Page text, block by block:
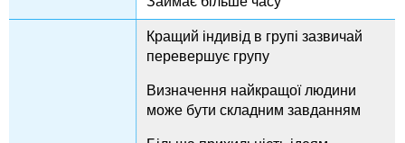
Кращий індивід в групі зазвичай
перевершує групу
Визначення найкращої людини
може бути складним завданням